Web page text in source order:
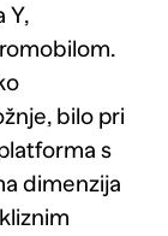
Y,
bilo pri
s
dimenzija